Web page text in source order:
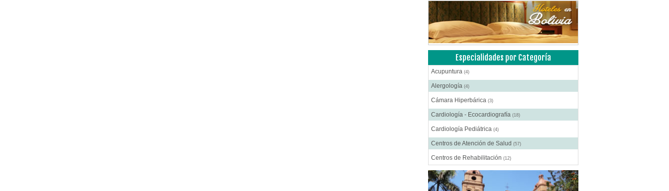
Especialidades por Categoría
Acupuntura (4)
Alergología (4)
Cámara Hiperbárica (3)
Cardiología - Ecocardiografía (18)
Cardiología Pediátrica (4)
Centros de Atención de Salud (57)
Centros de Rehabilitación (12)
Centros Médicos Especializados
Cirugía Digestiva(2)